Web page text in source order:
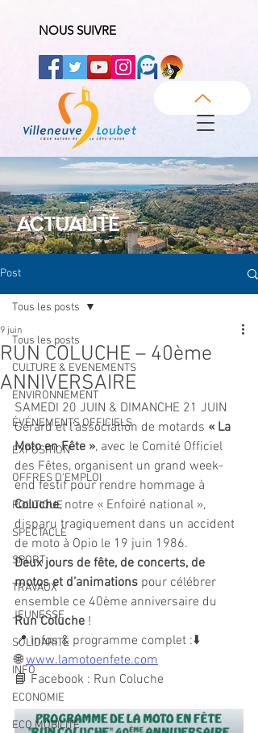
NOUS SUIVRE
ACTUALITÉ
Post
Tous les posts
CULTURE & EVENEMENTS
ENVIRONNEMENT
ÉVÉNEMENTS OFFICIELS
EXPOSITION
OFFRES D'EMPLOI
POLITIQUE
SPECTACLE
SPORT
TRAVAUX
JEUNESSE
SOLIDARITÉ
INFO
ECONOMIE
ECO MOBILITE
Tous les posts
RUN COLUCHE – 40ème
ANNIVERSAIRE
9 juin
SAMEDI 20 JUIN & DIMANCHE 21 JUIN
Gérard et l’association de motards « La
Moto en Fête », avec le Comité Officiel
des Fêtes, organisent un grand week-
end festif pour rendre hommage à
Coluche, notre « Enfoiré national »,
disparu tragiquement dans un accident
de moto à Opio le 19 juin 1986.
Deux jours de fête, de concerts, de
motos et d’animations pour célébrer
ensemble ce 40ème anniversaire du
Run Coluche !
📍 Infos & programme complet :⬇️
🌐 www.lamotoenfete.com
📘 Facebook : Run Coluche